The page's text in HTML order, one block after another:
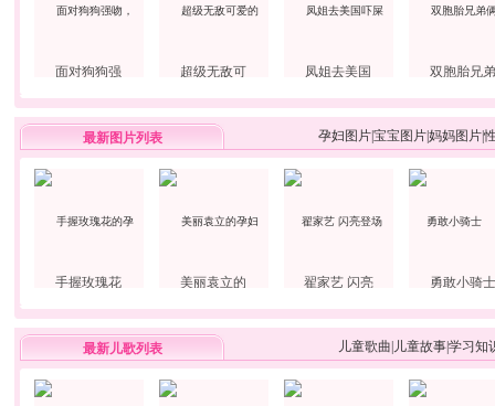
面对狗狗强 超级无敌可 凤姐去美国 双胞胎兄弟
最新图片列表 孕妇图片宝宝图片妈妈图片
手握玫瑰花 美丽袁立的 翟家艺 闪亮 勇敢小骑士
最新儿歌列表 儿童歌曲 儿童故事学习知